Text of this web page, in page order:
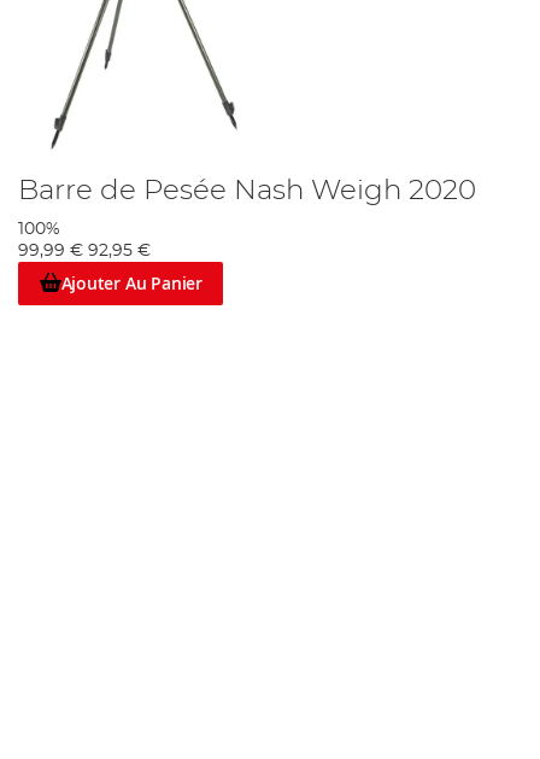
Barre de Pesée Nash Weigh 2020
100%
99,99 € 92,95 €
Ajouter Au Panier